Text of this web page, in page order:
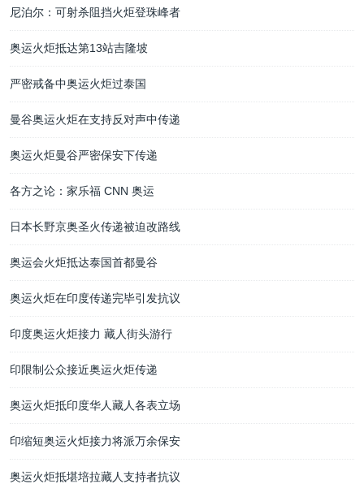
尼泊尔：可射杀阻挡火炬登珠峰者
奥运火炬抵达第13站吉隆坡
严密戒备中奥运火炬过泰国
曼谷奥运火炬在支持反对声中传递
奥运火炬曼谷严密保安下传递
各方之论：家乐福 CNN 奥运
日本长野京奥圣火传递被迫改路线
奥运会火炬抵达泰国首都曼谷
奥运火炬在印度传递完毕引发抗议
印度奥运火炬接力 藏人街头游行
印限制公众接近奥运火炬传递
奥运火炬抵印度华人藏人各表立场
印缩短奥运火炬接力将派万余保安
奥运火炬抵堪培拉藏人支持者抗议